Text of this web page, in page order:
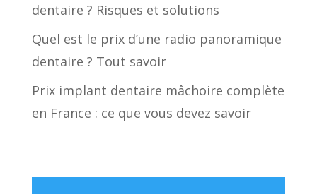
dentaire ? Risques et solutions
Quel est le prix d’une radio panoramique
dentaire ? Tout savoir
Prix implant dentaire mâchoire complète
en France : ce que vous devez savoir